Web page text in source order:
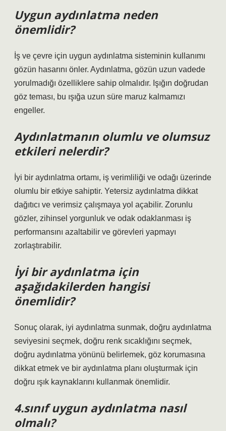
Uygun aydınlatma neden
önemlidir?
İş ve çevre için uygun aydınlatma sisteminin kullanımı
gözün hasarını önler. Aydınlatma, gözün uzun vadede
yorulmadığı özelliklere sahip olmalıdır. Işığın doğrudan
göz teması, bu ışığa uzun süre maruz kalmamızı
engeller.
Aydınlatmanın olumlu ve olumsuz
etkileri nelerdir?
İyi bir aydınlatma ortamı, iş verimliliği ve odağı üzerinde
olumlu bir etkiye sahiptir. Yetersiz aydınlatma dikkat
dağıtıcı ve verimsiz çalışmaya yol açabilir. Zorunlu
gözler, zihinsel yorgunluk ve odak odaklanması iş
performansını azaltabilir ve görevleri yapmayı
zorlaştırabilir.
İyi bir aydınlatma için
aşağıdakilerden hangisi
önemlidir?
Sonuç olarak, iyi aydınlatma sunmak, doğru aydınlatma
seviyesini seçmek, doğru renk sıcaklığını seçmek,
doğru aydınlatma yönünü belirlemek, göz korumasına
dikkat etmek ve bir aydınlatma planı oluşturmak için
doğru ışık kaynaklarını kullanmak önemlidir.
4.sınıf uygun aydınlatma nasıl
olmalı?